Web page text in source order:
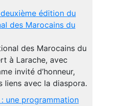
édition du
des Marocains du
des Marocains du
à Larache, avec
invité d’honneur,
liens avec la diaspora.
une programmation